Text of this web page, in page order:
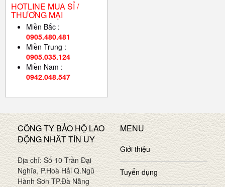
HOTLINE MUA SỈ /
THƯƠNG MẠI
Miền Bắc :
0905.480.481
Miền Trung :
0905.035.124
Miền Nam :
0942.048.547
CÔNG TY BẢO HỘ LAO
ĐỘNG NHÂT TÍN UY
Địa chỉ: Số 10 Trần Đại
Nghĩa, P.Hoà Hải Q.Ngũ
Hành Sơn TP.Đà Nẵng
MENU
Giới thiệu
Tuyển dụng